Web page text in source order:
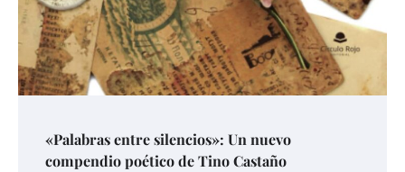
«Palabras entre silencios»: Un nuevo
compendio poético de Tino Castaño